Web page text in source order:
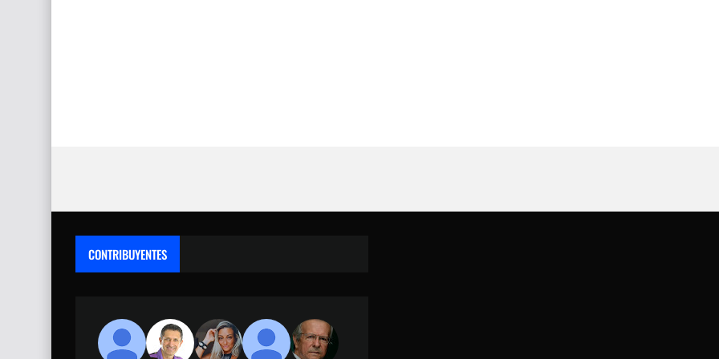
CONTRIBUYENTES